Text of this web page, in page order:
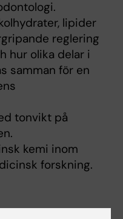
lipider
reglering
hur olika delar i
samman för en
tonvikt på
kemi inom
forskning.